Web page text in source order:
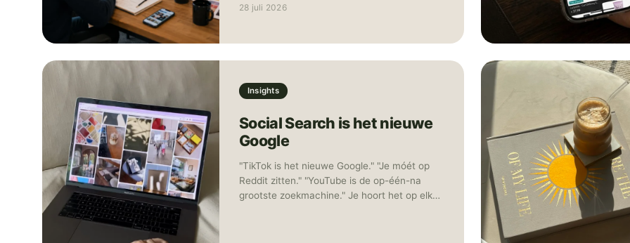
28 juli 2026
Insights
Social Search is het nieuwe
Google
"TikTok is het nieuwe Google." "Je móét op
Reddit zitten." "YouTube is de op-één-na
grootste zoekmachine." Je hoort het op elk